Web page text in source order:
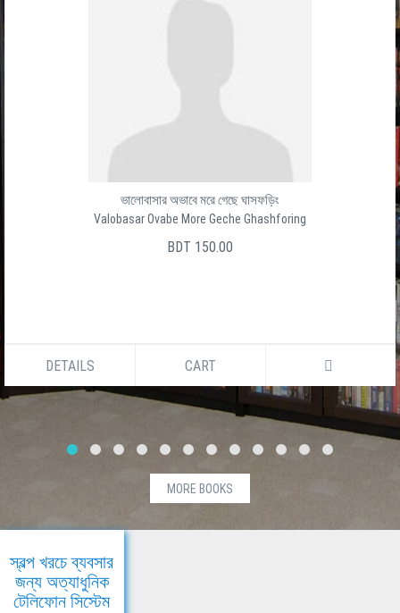
ভালোবাসার অভাবে মরে গেছে ঘাসফড়িং
Valobasar Ovabe More Geche Ghashforing
BDT 150.00
DETAILS CART
MORE BOOKS
স্বল্প খরচে ব্যবসার
জন্য অত্যাধুনিক
টেলিফোন সিস্টেম